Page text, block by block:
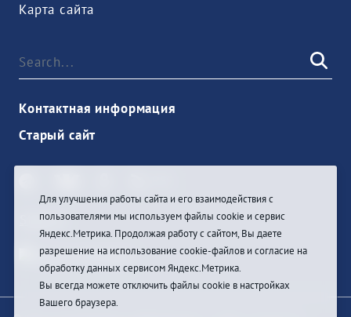
Карта сайта
Контактная информация
Старый сайт
Sign In
Для улучшения работы сайта и его взаимодействия с
пользователями мы используем файлы cookie и сервис
Яндекс.Метрика. Продолжая работу с сайтом, Вы даете
разрешение на использование cookie-файлов и согласие на
обработку данных сервисом Яндекс.Метрика.
Вы всегда можете отключить файлы cookie в настройках
Вашего браузера.